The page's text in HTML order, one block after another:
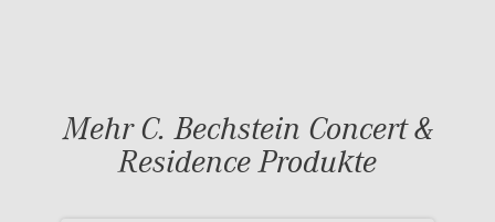
Mehr C. Bechstein Concert &
Residence Produkte